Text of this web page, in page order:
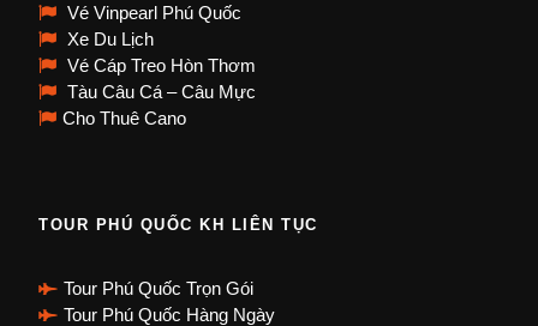
Vé Vinpearl Phú Quốc
Xe Du Lịch
Vé Cáp Treo Hòn Thơm
Tàu Câu Cá – Câu Mực
Cho Thuê Cano
TOUR PHÚ QUỐC KH LIÊN TỤC
Tour Phú Quốc Trọn Gói
Tour Phú Quốc Hàng Ngày